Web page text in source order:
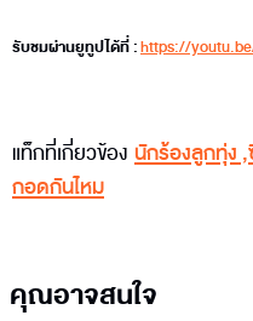
รับชมผ่านยูทูปได้ที่ :https://
แท็กที่เกี่ยวข้อง นักร้องลูกทุ่ง ,
กอดกันไหม
คุณอาจสนใจ